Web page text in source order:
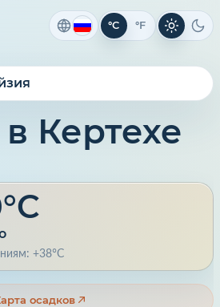
°C °F Светлая
Кертехе
+38°C
осадков